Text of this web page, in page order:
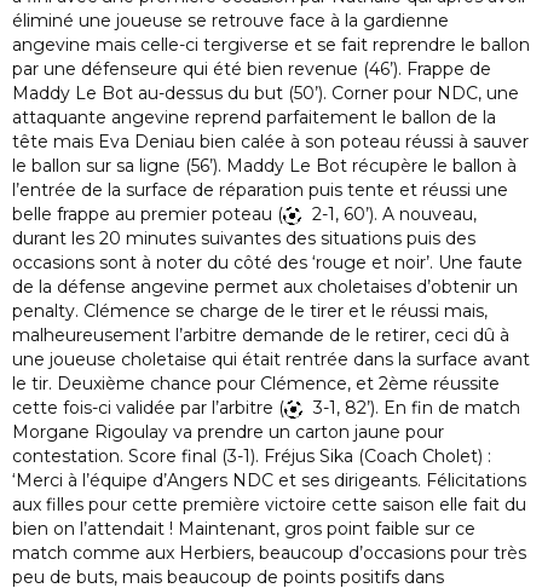
éliminé une joueuse se retrouve face à la gardienne
angevine mais celle-ci tergiverse et se fait reprendre le ballon
par une défenseure qui été bien revenue (46’). Frappe de
Maddy Le Bot au-dessus du but (50’). Corner pour NDC, une
attaquante angevine reprend parfaitement le ballon de la
tête mais Eva Deniau bien calée à son poteau réussi à sauver
le ballon sur sa ligne (56’). Maddy Le Bot récupère le ballon à
l’entrée de la surface de réparation puis tente et réussi une
belle frappe au premier poteau (
2-1, 60’). A nouveau,
durant les 20 minutes suivantes des situations puis des
occasions sont à noter du côté des ‘rouge et noir’. Une faute
de la défense angevine permet aux choletaises d’obtenir un
penalty. Clémence se charge de le tirer et le réussi mais,
malheureusement l’arbitre demande de le retirer, ceci dû à
une joueuse choletaise qui était rentrée dans la surface avant
le tir. Deuxième chance pour Clémence, et 2ème réussite
cette fois-ci validée par l’arbitre (
3-1, 82’). En fin de match
Morgane Rigoulay va prendre un carton jaune pour
contestation. Score final (3-1). Fréjus Sika (Coach Cholet) :
‘Merci à l’équipe d’Angers NDC et ses dirigeants. Félicitations
aux filles pour cette première victoire cette saison elle fait du
bien on l’attendait ! Maintenant, gros point faible sur ce
match comme aux Herbiers, beaucoup d’occasions pour très
peu de buts, mais beaucoup de points positifs dans